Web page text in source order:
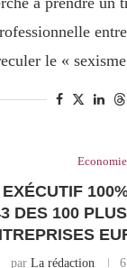
le «
Economie
DES 100
parLa rédaction